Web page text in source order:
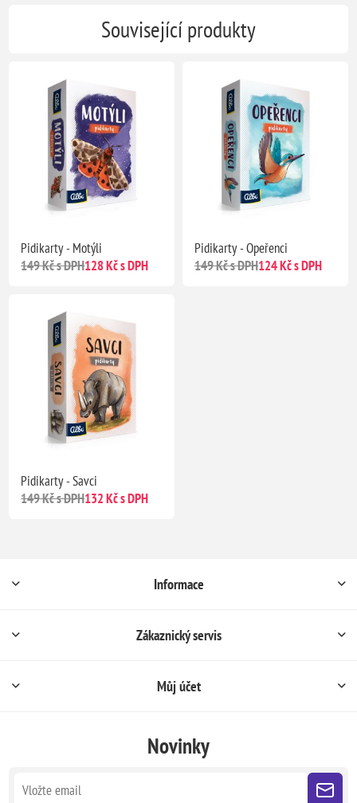
Související produkty
Pidikarty - Motýli
149 Kč s DPH128 Kč s DPH
Pidikarty - Opeřenci
149 Kč s DPH124 Kč s DPH
Pidikarty - Savci
149 Kč s DPH132 Kč s DPH
Informace
Zákaznický servis
Můj účet
Novinky